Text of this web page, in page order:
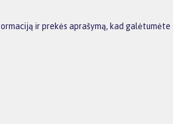
ir prekės aprašymą, kad galėtumėte